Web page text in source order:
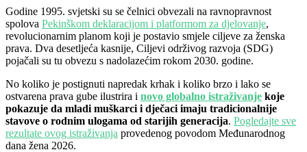
Godine 1995. svjetski su se čelnici obvezali na ravnopravnost
spolova Pekinškom deklaracijom i platformom za djelovanje,
revolucionarnim planom koji je postavio smjele ciljeve za ženska
prava. Dva desetljeća kasnije, Ciljevi održivog razvoja (SDG)
pojačali su tu obvezu s nadolazećim rokom 2030. godine.
No koliko je postignuti napredak krhak i koliko brzo i lako se
ostvarena prava gube ilustrira i novo globalno istraživanje koje
pokazuje da mladi muškarci i dječaci imaju tradicionalnije
stavove o rodnim ulogama od starijih generacija. Pogledajte sve
rezultate ovog istraživanja provedenog povodom Međunarodnog
dana žena 2026.